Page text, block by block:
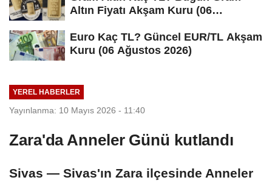
Altın Fiyatı Akşam Kuru (06
Euro Kaç TL? Güncel EUR/TL Akşam
Kuru (06 Ağustos 2026)
YEREL HABERLER
Yayınlanma: 10 Mayıs 2026 - 11:40
Zara'da Anneler Günü kutlandı
Sivas — Sivas'ın Zara ilçesinde Anneler